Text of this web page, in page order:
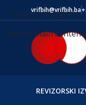
Skip to navigation
Skip to main content
vrifbih@vrifbih.ba
REVIZORSKI